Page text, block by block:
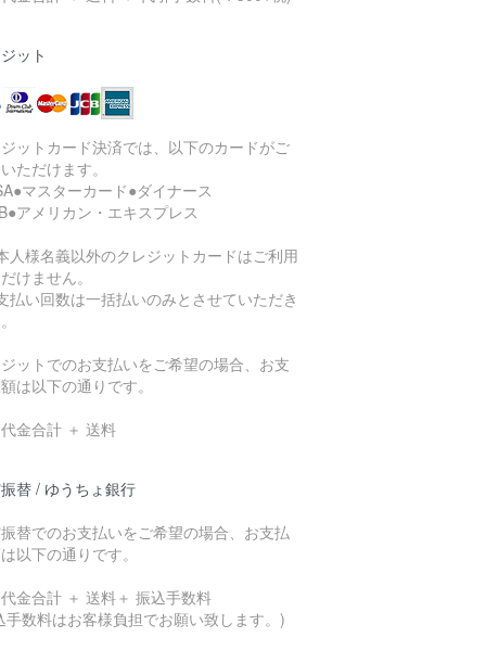
ット
ットカード決済では、以下のカードがご
ただけます。
マスターカード●ダイナース
アメリカン・エキスプレス
人様名義以外のクレジットカードはご利用
けません。
払い回数は一括払いのみとさせていただき
ットでのお支払いをご希望の場合、お支
は以下の通りです。
金合計 ＋ 送料
替 / ゆうちょ銀行
替でのお支払いをご希望の場合、お支払
以下の通りです。
金合計 ＋ 送料＋ 振込手数料
手数料はお客様負担でお願い致します。)